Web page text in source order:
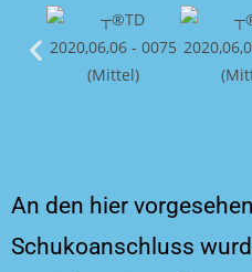
An den hier
Schukoanschluss